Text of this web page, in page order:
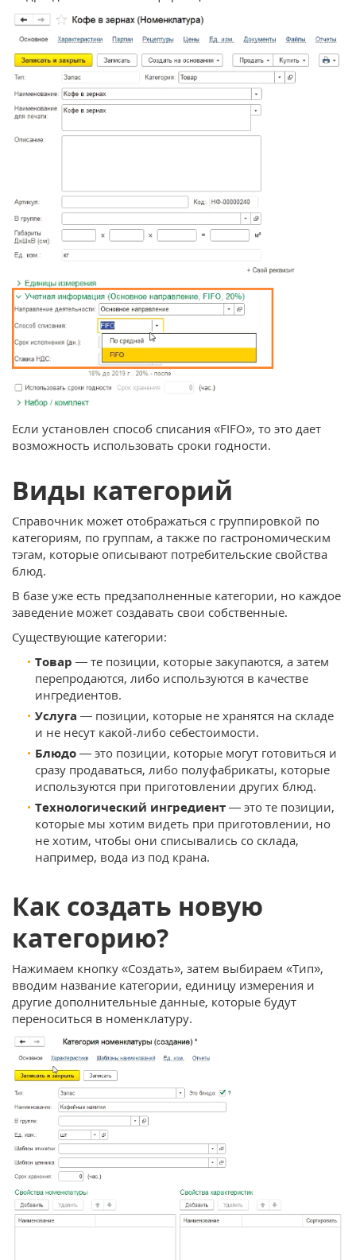
Если установлен способ списания «FIFO», то это дает
возможность использовать сроки годности.
Виды категорий
Справочник может отображаться с группировкой по
категориям, по группам, а также по гастрономическим
тэгам, которые описывают потребительские свойства
блюд.
В базе уже есть предзаполненные категории, но каждое
заведение может создавать свои собственные.
Существующие категории:
Товар — те позиции, которые закупаются, а затем
перепродаются, либо используются в качестве
ингредиентов.
Услуга — позиции, которые не хранятся на складе
и не несут какой-либо себестоимости.
Блюдо — это позиции, которые могут готовиться и
сразу продаваться, либо полуфабрикаты, которые
используются при приготовлении других блюд.
Технологический ингредиент — это те позиции,
которые мы хотим видеть при приготовлении, но
не хотим, чтобы они списывались со склада,
например, вода из под крана.
Как создать новую
категорию?
Нажимаем кнопку «Создать», затем выбираем «Тип»,
вводим название категории, единицу измерения и
другие дополнительные данные, которые будут
переноситься в номенклатуру.